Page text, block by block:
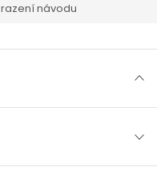
návodu